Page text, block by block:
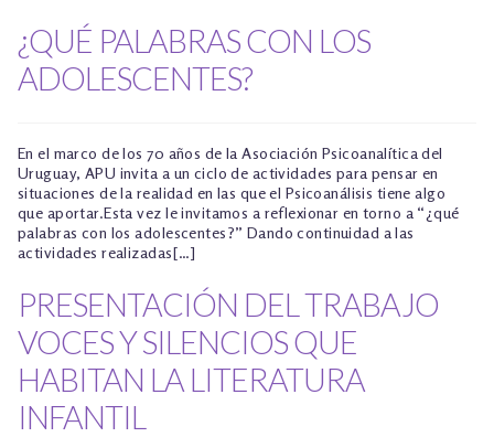
¿QUÉ PALABRAS CON LOS
ADOLESCENTES?
En el marco de los 70 años de la Asociación Psicoanalítica del
Uruguay, APU invita a un ciclo de actividades para pensar en
situaciones de la realidad en las que el Psicoanálisis tiene algo
que aportar.Esta vez le invitamos a reflexionar en torno a “¿qué
palabras con los adolescentes?” Dando continuidad a las
actividades realizadas[…]
PRESENTACIÓN DEL TRABAJO
VOCES Y SILENCIOS QUE
HABITAN LA LITERATURA
INFANTIL